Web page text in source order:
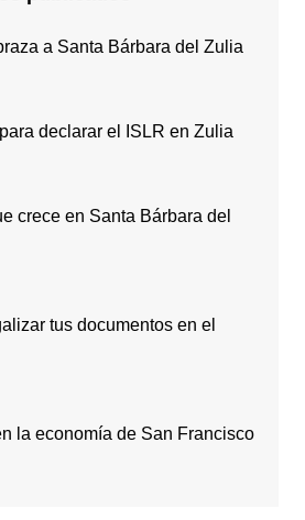
a Santa Bárbara del Zulia
declarar el ISLR en Zulia
crece en Santa Bárbara del
tus documentos en el
la economía de San Francisco